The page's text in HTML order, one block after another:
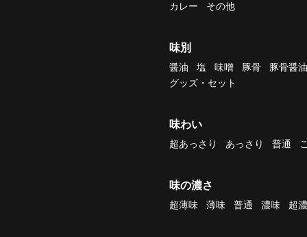
カレー
その他
味別
醤油 塩 味噌 豚骨 豚骨醤油
グッズ・セット
味わい
超あっさり あっさり 普通
味の濃さ
超薄味 薄味 普通 濃味 超